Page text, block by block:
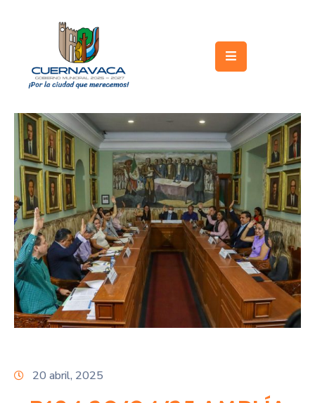
Gobierno
Turismo
Trámites
Servicios
Licitaciones
Transparencia
Directorio
Citas
20 abril, 2025